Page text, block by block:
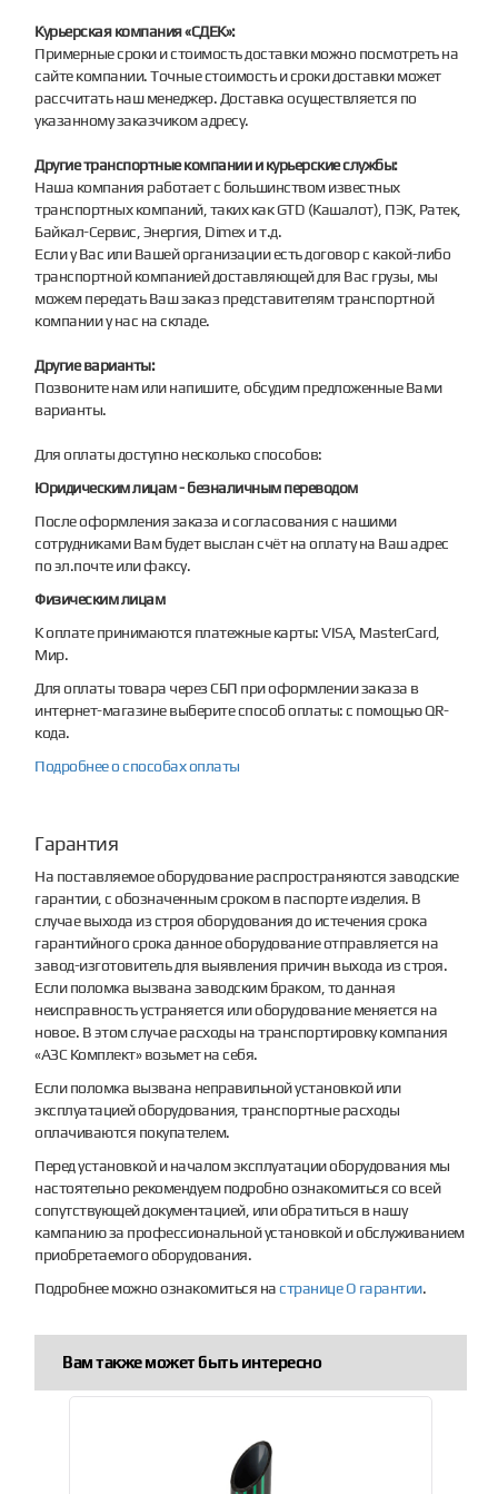
Курьерская компания «СДЕК»:
Примерные сроки и стоимость доставки можно посмотреть на
сайте компании. Точные стоимость и сроки доставки может
рассчитать наш менеджер. Доставка осуществляется по
указанному заказчиком адресу.
Другие транспортные компании и курьерские службы:
Наша компания работает с большинством известных
транспортных компаний, таких как GTD (Кашалот), ПЭК, Ратек,
Байкал-Сервис, Энергия, Dimex и т.д.
Если у Вас или Вашей организации есть договор с какой-либо
транспортной компанией доставляющей для Вас грузы, мы
можем передать Ваш заказ представителям транспортной
компании у нас на складе.
Другие варианты:
Позвоните нам или напишите, обсудим предложенные Вами
варианты.
Для оплаты доступно несколько способов:
Юридическим лицам - безналичным переводом
После оформления заказа и согласования с нашими
сотрудниками Вам будет выслан счёт на оплату на Ваш адрес
по эл.почте или факсу.
Физическим лицам
К оплате принимаются платежные карты: VISA, MasterCard,
Мир.
Для оплаты товара через СБП при оформлении заказа в
интернет-магазине выберите способ оплаты: с помощью QR-
кода.
Подробнее о способах оплаты
Гарантия
На поставляемое оборудование распространяются заводские
гарантии, с обозначенным сроком в паспорте изделия. В
случае выхода из строя оборудования до истечения срока
гарантийного срока данное оборудование отправляется на
завод-изготовитель для выявления причин выхода из строя.
Если поломка вызвана заводским браком, то данная
неисправность устраняется или оборудование меняется на
новое. В этом случае расходы на транспортировку компания
«АЗС Комплект» возьмет на себя.
Если поломка вызвана неправильной установкой или
эксплуатацией оборудования, транспортные расходы
оплачиваются покупателем.
Перед установкой и началом эксплуатации оборудования мы
настоятельно рекомендуем подробно ознакомиться со всей
сопутствующей документацией, или обратиться в нашу
кампанию за профессиональной установкой и обслуживанием
приобретаемого оборудования.
Подробнее можно ознакомиться настранице О гарантии.
Вам также может быть интересно